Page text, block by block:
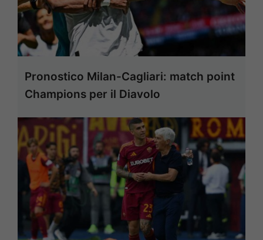
Pronostico Milan-Cagliari: match point
Champions per il Diavolo